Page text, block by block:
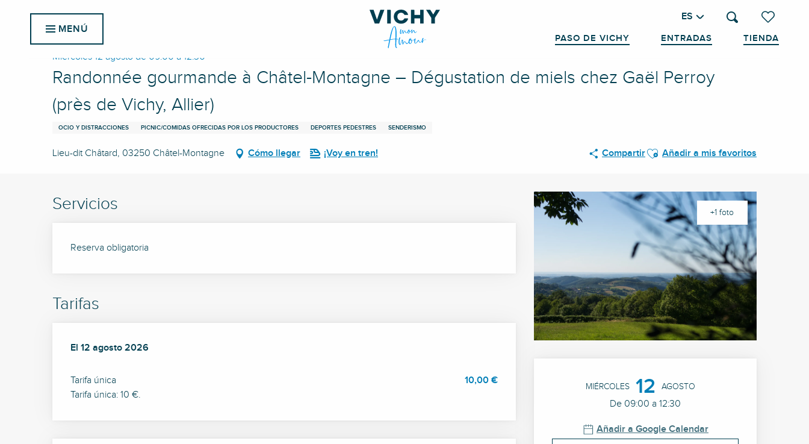
Voir les
Buscar
ES
PASO DE VICHY ENTRADAS TIENDA
MENÚ
Inicio Randonnée gourmande à Châtel-Montagne – Dégustation de miels chez Gaël Perroy (près de Vichy, Allier)
Miércoles 12 agosto de 09:00 a 12:30
Randonnée gourmande à Châtel-Montagne – Dégustation de miels chez Gaël Perroy
(près de Vichy, Allier)
OCIO Y DISTRACCIONES PICNIC/COMIDAS OFRECIDAS POR LOS PRODUCTORES DEPORTES PEDESTRES SENDERISMO
Lieu-dit Châtard, 03250 Châtel-Montagne Cómo llegar ¡Voy en tren! CompartirAjouter aux favoris
Añadir a mis favoritos
+1 foto
Horarios y datos de
MIÉRCOLES 12 AGOSTO
De 09:00 a 12:30
Añadir a Google Calendar
Servicios
Reserva obligatoria
Tarifas
El 12 agosto 2026
El 12 agosto 2026
Tarifa única
10,00 €
Tarifa única: 10 €.